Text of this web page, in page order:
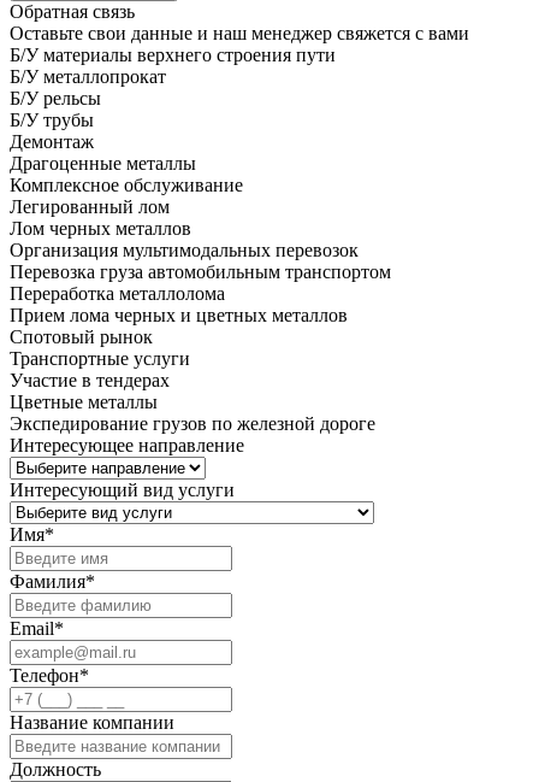
Обратная связь
Оставьте свои данные и наш менеджер свяжется с вами
Б/У материалы верхнего строения пути
Б/У металлопрокат
Б/У рельсы
Б/У трубы
Демонтаж
Драгоценные металлы
Комплексное обслуживание
Легированный лом
Лом черных металлов
Организация мультимодальных перевозок
Перевозка груза автомобильным транспортом
Переработка металлолома
Прием лома черных и цветных металлов
Спотовый рынок
Транспортные услуги
Участие в тендерах
Цветные металлы
Экспедирование грузов по железной дороге
Интересующее направление
Интересующий вид услуги
Имя*
Фамилия*
Email*
Телефон*
Название компании
Должность